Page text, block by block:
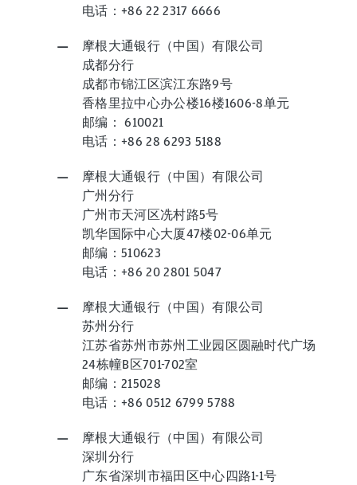
电话：+86 22 2317 6666
摩根大通银行（中国）有限公司
成都分行
成都市锦江区滨江东路9号
香格里拉中心办公楼16楼1606-8单元
邮编： 610021
电话：+86 28 6293 5188
摩根大通银行（中国）有限公司
广州分行
广州市天河区冼村路5号
凯华国际中心大厦47楼02-06单元
邮编：510623
电话：+86 20 2801 5047
摩根大通银行（中国）有限公司
苏州分行
江苏省苏州市苏州工业园区圆融时代广场
24栋幢B区701-702室
邮编：215028
电话：+86 0512 6799 5788
摩根大通银行（中国）有限公司
深圳分行
广东省深圳市福田区中心四路1-1号